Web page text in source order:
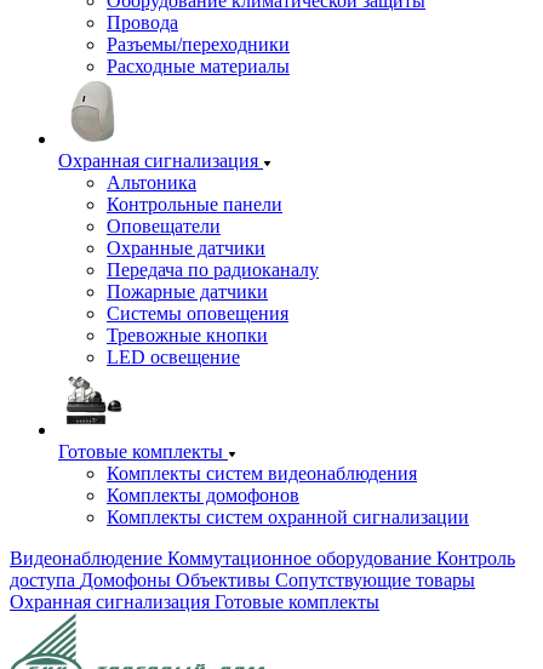
Провода
Разъемы/переходники
Расходные материалы
Охранная сигнализация
Альтоника
Контрольные панели
Оповещатели
Охранные датчики
Передача по радиоканалу
Пожарные датчики
Системы оповещения
Тревожные кнопки
LED освещение
Готовые комплекты
Комплекты систем видеонаблюдения
Комплекты домофонов
Комплекты систем охранной сигнализации
Видеонаблюдение Коммутационное оборудование Контроль
доступа Домофоны Объективы Сопутствующие товары
Охранная сигнализация Готовые комплекты